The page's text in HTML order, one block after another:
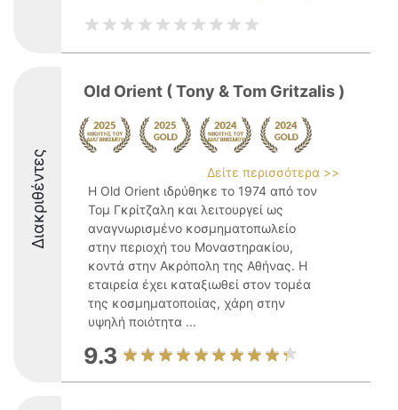
Διακριθέντες
Old Orient ( Tony & Tom Gritzalis )
Δείτε περισσότερα >>
Η Old Orient ιδρύθηκε το 1974 από τον
Τομ Γκρίτζαλη και λειτουργεί ως
αναγνωρισμένο κοσμηματοπωλείο
στην περιοχή του Μοναστηρακίου,
κοντά στην Ακρόπολη της Αθήνας. Η
εταιρεία έχει καταξιωθεί στον τομέα
της κοσμηματοποιίας, χάρη στην
υψηλή ποιότητα ...
9.3